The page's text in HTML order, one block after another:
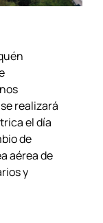
realizará
el día
de
aérea de
y